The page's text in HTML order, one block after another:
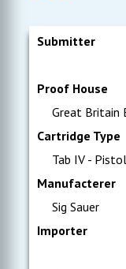
Submitter
Proof House
Great Britain
Cartridge Type
Tab IV -
Manufacterer
Sig Sauer
Importer